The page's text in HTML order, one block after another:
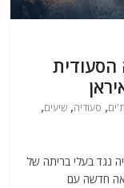
הסעודית
, סעודיה,שיעים,
נגד בעלי בריתה של
חדשה עם